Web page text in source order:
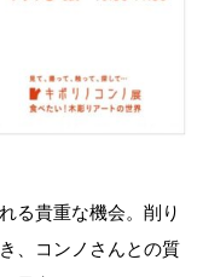
る貴重な機会。削り
、コンノさんとの質